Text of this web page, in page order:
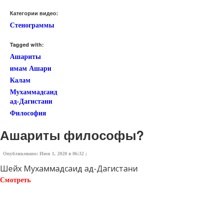
Категории видео:
Стенограммы
Tagged with:
Ашариты
имам Ашари
Калам
Мухаммадсаид
ад-Дагистани
Философия
Ашариты философы?
Опубликовано: Июн 1, 2020 в 06:32 ;
Шейх Мухаммадсаид ад-Дагистани
Смотреть